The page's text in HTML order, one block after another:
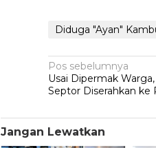
Diduga "Ayan"
Navigasi
pos
Pos sebelumnya
Usai Dipermak
Septor Diserahkan ke
Jangan Lewatkan